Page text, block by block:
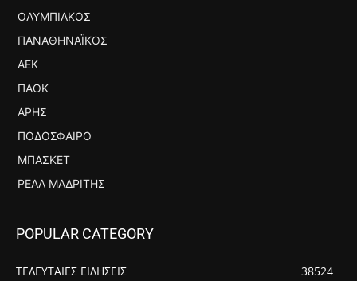
ΟΛΥΜΠΙΑΚΌΣ
ΠΑΝΑΘΗΝΑΪΚΌΣ
ΑΕΚ
ΠΑΟΚ
ΆΡΗΣ
ΠΟΔΌΣΦΑΙΡΟ
ΜΠΆΣΚΕΤ
ΡΕΆΛ ΜΑΔΡΊΤΗΣ
POPULAR CATEGORY
ΤΕΛΕΥΤΑΙΕΣ ΕΙΔΗΣΕΙΣ
38524